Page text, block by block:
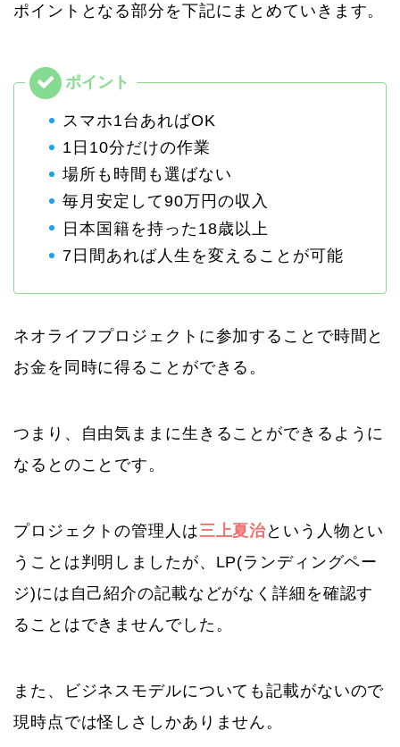
ポイントとなる部分を下記にまとめていきます。
スマホ1台あればOK
1日10分だけの作業
場所も時間も選ばない
毎月安定して90万円の収入
日本国籍を持った18歳以上
7日間あれば人生を変えることが可能
ネオライフプロジェクトに参加することで時間と
お金を同時に得ることができる。
つまり、自由気ままに生きることができるように
なるとのことです。
プロジェクトの管理人は三上夏治という人物とい
うことは判明しましたが、LP(ランディングペー
ジ)には自己紹介の記載などがなく詳細を確認す
ることはできませんでした。
また、ビジネスモデルについても記載がないので
現時点では怪しさしかありません。